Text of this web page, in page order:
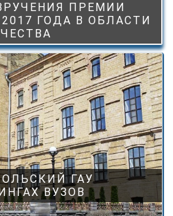
ПРЕМИИ
ГОДА В ОБЛАСТИ
ГАУ
ВУЗОВ